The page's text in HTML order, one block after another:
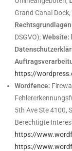
Grand Canal
DSGVO);Website:
https://
Wordfence:
5th Ave Ste 4100,
Berechtigte
https://
https://